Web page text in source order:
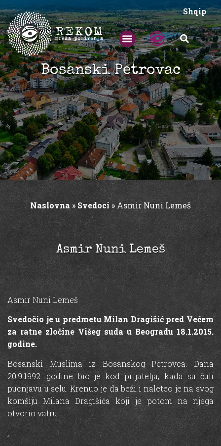
Shqip
Bosanski Petrovac
Naslovna»Svedoci »Asmir Nuni Lemeš
Asmir Nuni Lemeš
Asmir Nuni Lemeš
Svedočio je u predmetu Milan Dragišić pred Većem
za ratne zločine Višeg suda u Beogradu 18.1.2015.
godine.
Bosanski Muslima iz Bosanskog Petrovca. Dana
20.9.1992. godine bio je kod prijatelja, kada su čuli
pucnjavu u selu. Krenuo je da beži i naleteo je na svog
komšiju Milana Dragišića koji je potom na njega
otvorio vatru.
„